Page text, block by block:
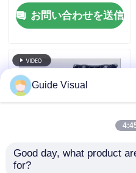
もパフォーマンス,ステ
ージ準備
お問い合わせを送信
Guide Visual
Good day, what product
for?